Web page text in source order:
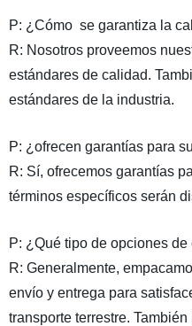
P: ¿Cómo se garantiza la
R: Nosotros proveemos
estándares de calidad.
estándares de la industria.
P: ¿ofrecen garantías para
R: Sí, ofrecemos garantías
términos específicos serán
P: ¿Qué tipode opciones de
R: Generalmente,
envío y entrega para
transporte terrestre.